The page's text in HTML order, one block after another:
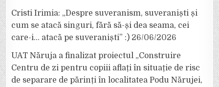
Cristi Irimia: „Despre suveranism, suveraniști și
cum se atacă singuri, fără să-și dea seama, cei
care-i… atacă pe suveraniști” :) 26/06/2026
UAT Năruja a finalizat proiectul „Construire
Centru de zi pentru copiii aflați în situație de risc
de separare de părinți în localitatea Podu Nărujei,